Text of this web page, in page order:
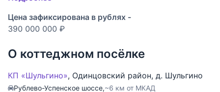
натуральный камень. Удобная и функциональная
планировка подойдёт для любой семьи.
рабочая кухня, столовая, гостиная с камином,
спальня, санузел, сауна, комната отдыха, гараж
2 этаж: холл, спальня с гардеробной и санузлом -
3, блок для персонала
Цена зафиксирована в рублях -
390 000 000 ₽
О коттеджном посёлке
КП «Шульгино», Одинцовский район, д. Шульгино
Рублево-Успенское шоссе,~6 км от МКАД